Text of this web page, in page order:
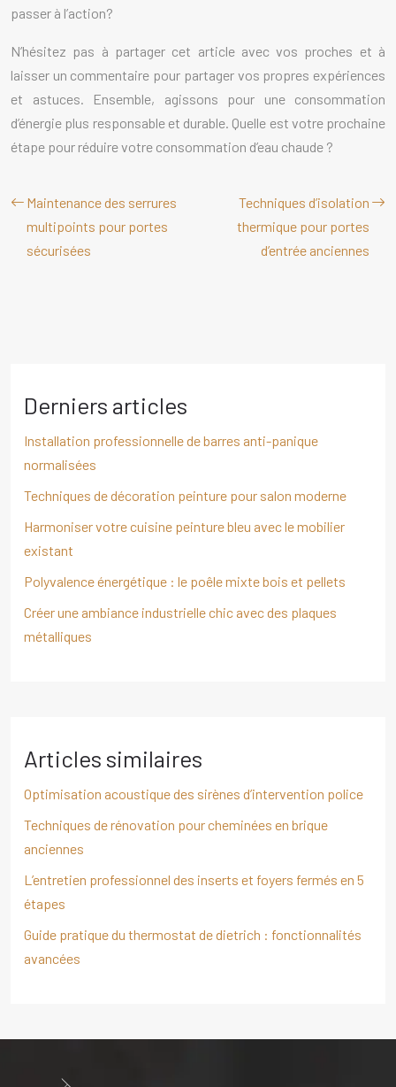
passer à l’action?
N’hésitez pas à partager cet article avec vos proches et à
laisser un commentaire pour partager vos propres expériences
et astuces. Ensemble, agissons pour une consommation
d’énergie plus responsable et durable. Quelle est votre prochaine
étape pour réduire votre consommation d’eau chaude ?
Maintenance des serrures
multipoints pour portes
sécurisées
Techniques d’isolation
thermique pour portes
d’entrée anciennes
Derniers articles
Installation professionnelle de barres anti-panique
normalisées
Techniques de décoration peinture pour salon moderne
Harmoniser votre cuisine peinture bleu avec le mobilier
existant
Polyvalence énergétique : le poêle mixte bois et pellets
Créer une ambiance industrielle chic avec des plaques
métalliques
Articles similaires
Optimisation acoustique des sirènes d’intervention police
Techniques de rénovation pour cheminées en brique
anciennes
L’entretien professionnel des inserts et foyers fermés en 5
étapes
Guide pratique du thermostat de dietrich : fonctionnalités
avancées